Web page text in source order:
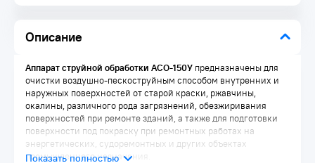
Описание
Аппарат струйной обработки АСО-150У предназначены для
очистки воздушно-пескоструйным способом внутренних и
наружных поверхностей от старой краски, ржавчины,
окалины, различного рода загрязнений, обезжиривания
поверхностей при ремонте зданий, а также для подготовки
поверхности под покраску при ремонтных работах на
энергетических, судоремонтных и других объектах
промышленного назначения.